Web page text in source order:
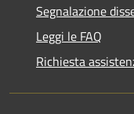
Segnalazione
Leggi le FAQ
Richiesta